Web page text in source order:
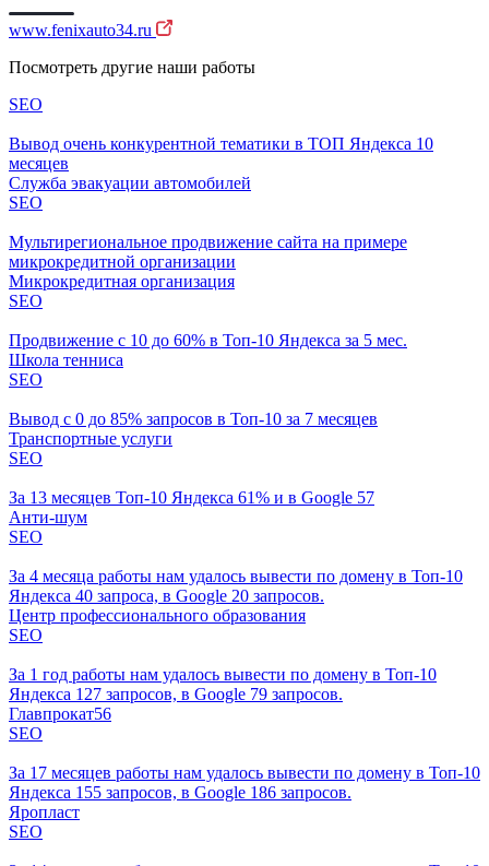
www.fenixauto34.ru
Посмотреть другие наши работы
SEO
Вывод очень конкурентной тематики в ТОП Яндекса 10
месяцев
Служба эвакуации автомобилей
SEO
Мультирегиональное продвижение сайта на примере
микрокредитной организации
Микрокредитная организация
SEO
Продвижение с 10 до 60% в Топ-10 Яндекса за 5 мес.
Школа тенниса
SEO
Вывод с 0 до 85% запросов в Топ-10 за 7 месяцев
Транспортные услуги
SEO
За 13 месяцев Топ-10 Яндекса 61% и в Google 57
Анти-шум
SEO
За 4 месяца работы нам удалось вывести по домену в Топ-10
Яндекса 40 запроса, в Google 20 запросов.
Центр профессионального образования
SEO
За 1 год работы нам удалось вывести по домену в Топ-10
Яндекса 127 запросов, в Google 79 запросов.
Главпрокат56
SEO
За 17 месяцев работы нам удалось вывести по домену в Топ-10
Яндекса 155 запросов, в Google 186 запросов.
Яропласт
SEO